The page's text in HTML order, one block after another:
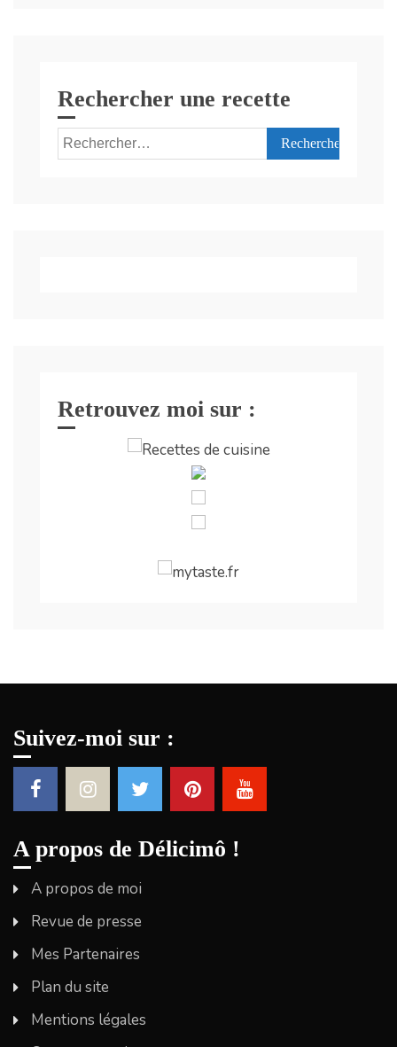
Rechercher une recette
Rechercher :
Retrouvez moi sur :
Suivez-moi sur :
A propos de Délicimô !
A propos de moi
Revue de presse
Mes Partenaires
Plan du site
Mentions légales